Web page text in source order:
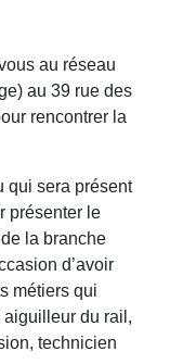
au réseau
au 39 rue des
rencontrer la
qui sera présent
présenter le
la branche
d’avoir
métiers qui
aiguilleur du rail,
technicien